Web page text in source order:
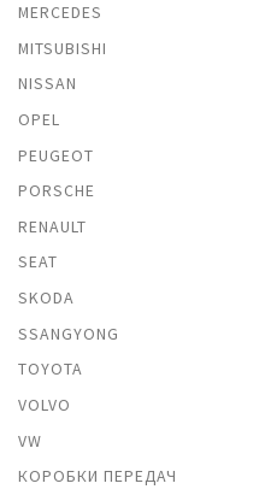
MERCEDES
MITSUBISHI
NISSAN
OPEL
PEUGEOT
PORSCHE
RENAULT
SEAT
SKODA
SSANGYONG
TOYOTA
VOLVO
VW
КОРОБКИ ПЕРЕДАЧ